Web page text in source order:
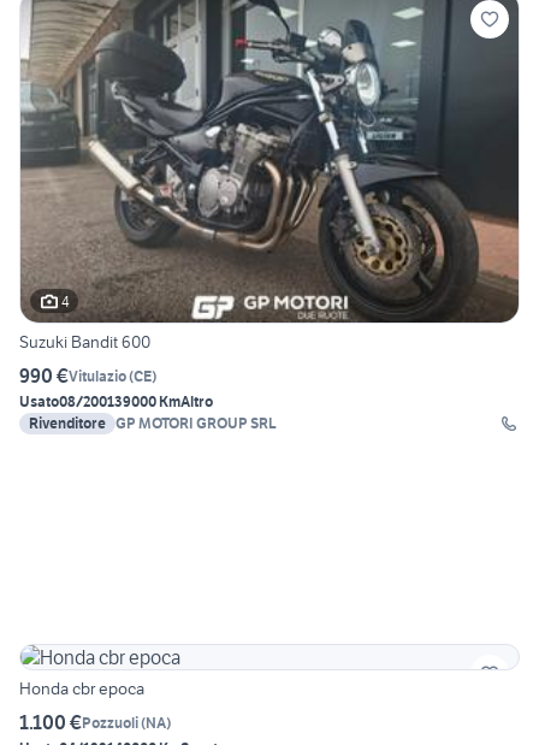
4
Suzuki Bandit 600
990 €Vitulazio(CE)
Usato08/200139000 KmAltro
Rivenditore GP MOTORI GROUP SRL
Honda cbr epoca
1.100 €Pozzuoli(NA)